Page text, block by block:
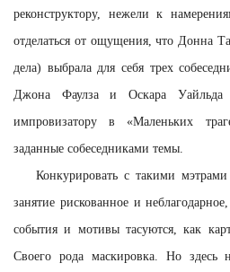
реконструктору, нежели к
отделаться от ощущения, что Донна
дела) выбрала для себя трех
Джона Фаулза и Оскара
импровизатору в «Маленьких
заданные собеседниками темы.
Конкурировать с такими
занятие рискованное и
события и мотивы тасуются, как
Своего рода маскировка. Но здесь